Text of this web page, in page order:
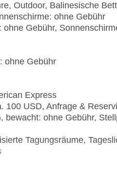
Outdoor, Balinesische
ohne Gebühr
ohne Gebühr,
ohne Gebühr
Express
100 USD, Anfrage &
ohne Gebühr,
Tagungsräume,